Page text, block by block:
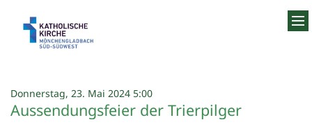
Donnerstag, 23. Mai 2024 5:00:
Aussendungsfeier der Trierpilger